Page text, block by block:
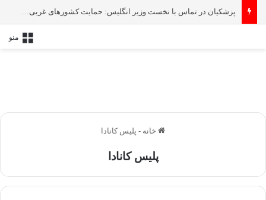
پزشکیان در تماس با نخست‌ وزیر انگلیس: حمایت کشور‌های غربی از رژیم صهیونیستی امنیت منطقه و جهان را به خطر انداخته است
منو
خانه - پلیس کانادا
پلیس کانادا